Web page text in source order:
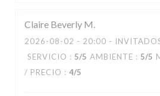
Claire Beverly M
2026-08-02 - 20:00 -
SERVICIO : 5/5 AMBIENTE : 5/5
/ PRECIO : 4/5